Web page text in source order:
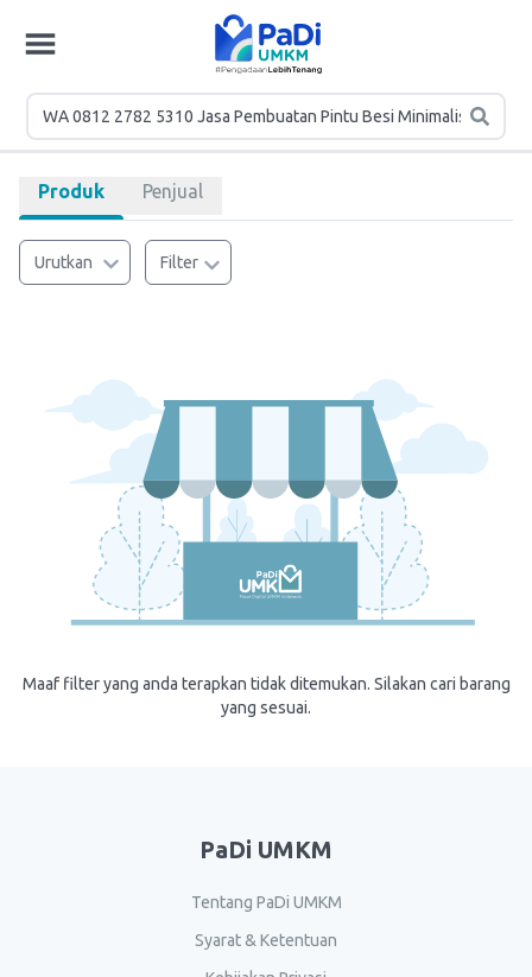
Produk Penjual
Urutkan Filter
Maaf filter yang anda terapkan tidak ditemukan. Silakan cari barang
yang sesuai.
PaDi UMKM
Tentang PaDi UMKM
Syarat & Ketentuan